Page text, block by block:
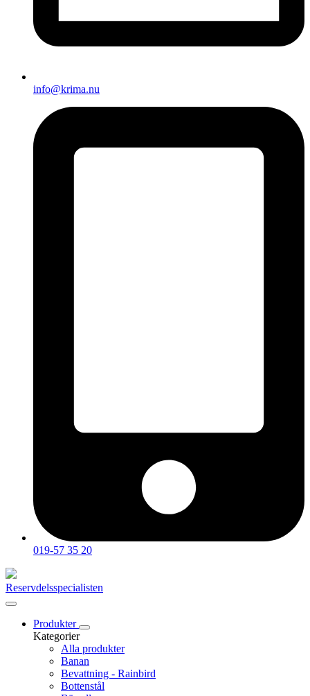
info@krima.nu
019-57 35 20
Reservdelsspecialisten
Produkter
Kategorier
Alla produkter
Banan
Bevattning - Rainbird
Bottenstål